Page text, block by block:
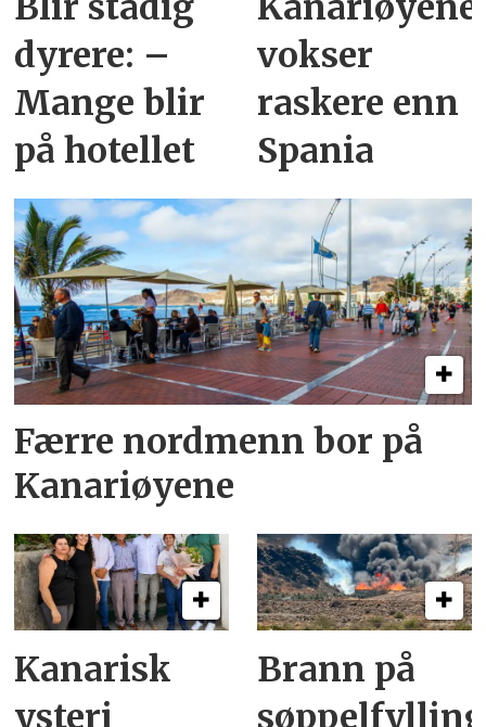
dyrere: –
Mange blir
på hotellet
vokser
raskere enn
Spania
Færre nordmenn bor på
Kanariøyene
Kanarisk
ysteri
Brann på
søppelfylling